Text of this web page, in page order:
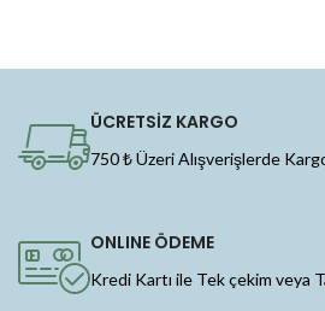
ÜCRETSİZ KARGO
750 ₺ Üzeri Alışverişlerde
ONLINE ÖDEME
Kredi Kartı ile Tek çekim veya